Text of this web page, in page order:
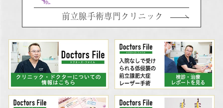
前立腺手術専門クリニック